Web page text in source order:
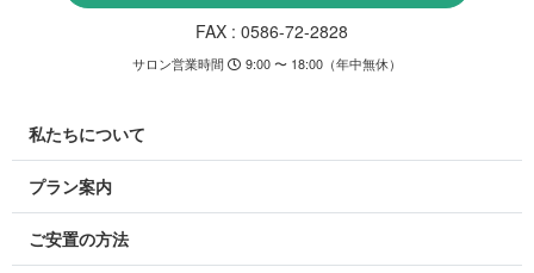
FAX : 0586-72-2828
サロン営業時間 9:00 〜 18:00（年中無休）
私たちについて
プラン案内
ご安置の方法